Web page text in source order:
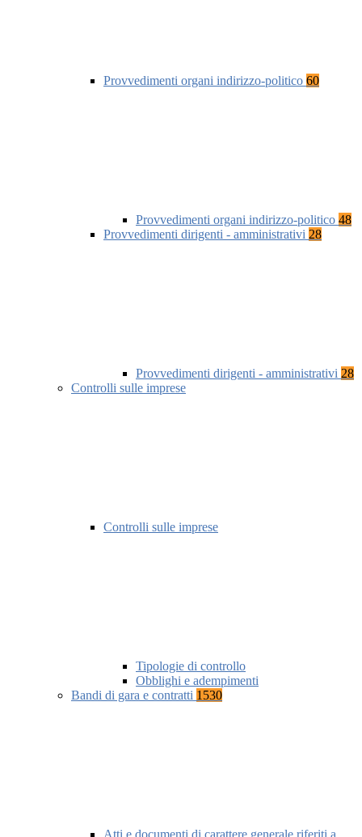
Provvedimenti organi indirizzo-politico 60
Provvedimenti organi indirizzo-politico 48
Provvedimenti dirigenti - amministrativi 28
Provvedimenti dirigenti - amministrativi 28
Controlli sulle imprese
Controlli sulle imprese
Tipologie di controllo
Obblighi e adempimenti
Bandi di gara e contratti 1530